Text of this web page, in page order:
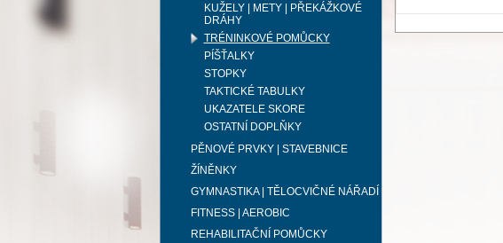
KUŽELY | METY | PŘEKÁŽKOVÉ
DRÁHY
TRÉNINKOVÉ POMŮCKY
PÍŠŤALKY
STOPKY
TAKTICKÉ TABULKY
UKAZATELE SKORE
OSTATNÍ DOPLŇKY
PĚNOVÉ PRVKY | STAVEBNICE
ŽÍNĚNKY
GYMNASTIKA | TĚLOCVIČNÉ NÁŘADÍ
FITNESS | AEROBIC
REHABILITAČNÍ POMŮCKY